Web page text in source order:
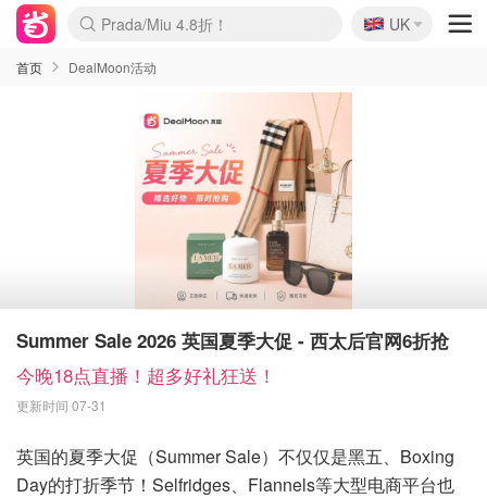
麦卢卡蜂蜜夏促！个位数！
Prada/Miu 4.8折！
啥？必胜客披萨5折！ 🇬🇧
UK
首页 DealMoon活动
Summer Sale 2026 英国夏季大促 - 西太后官网6折抢
今晚18点直播！超多好礼狂送！
更新时间 07-31
英国的夏季大促（Summer Sale）不仅仅是黑五、Boxing
Day的打折季节！Selfridges、Flannels等大型电商平台也